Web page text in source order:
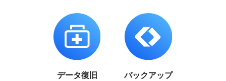
データ復旧 バックアップ